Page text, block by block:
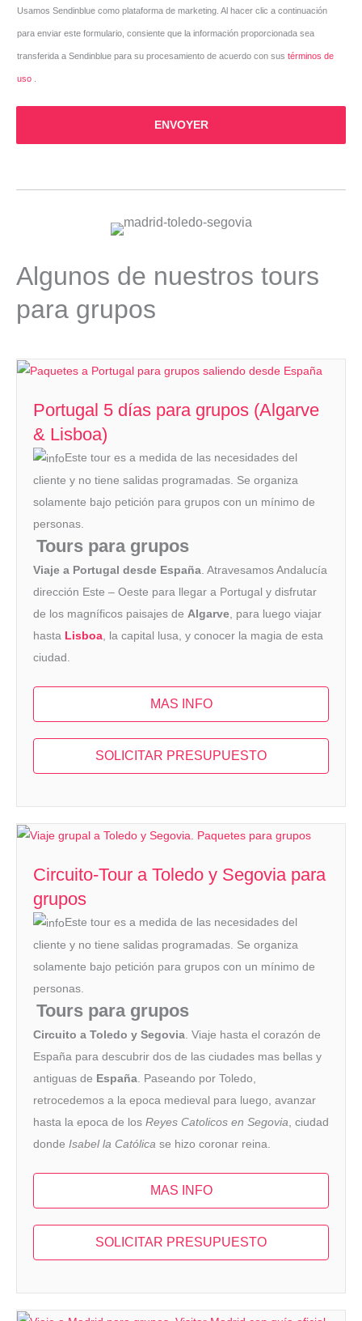
Usamos Sendinblue como plataforma de marketing. Al hacer clic a continuación
para enviar este formulario, consiente que la información proporcionada sea
transferida a Sendinblue para su procesamiento de acuerdo con sus términos de
uso
ENVOYER
Algunos de nuestros tours
para grupos
Portugal 5 días para grupos (Algarve
& Lisboa)
Este tour es a medida de las necesidades del
cliente y no tiene salidas programadas. Se organiza
solamente bajo petición para grupos con un mínimo de
personas.
Tours para grupos
Viaje a Portugal desde España . Atravesamos Andalucía
dirección Este – Oeste para llegar a Portugal y disfrutar
de los magníficos paisajes de Algarve , para luego viajar
hasta Lisboa , la capital lusa, y conocer la magia de esta
ciudad.
MAS INFO
SOLICITAR PRESUPUESTO
Circuito-Tour a Toledo y Segovia para
grupos
Este tour es a medida de las necesidades del
cliente y no tiene salidas programadas. Se organiza
solamente bajo petición para grupos con un mínimo de
personas.
Tours para grupos
Circuito a Toledo y Segovia . Viaje hasta el corazón de
España para descubrir dos de las ciudades mas bellas y
antiguas de España . Paseando por Toledo,
retrocedemos a la epoca medieval para luego, avanzar
hasta la epoca de los Reyes Catolicos en Segovia , ciudad
donde Isabel la Católica se hizo coronar reina.
MAS INFO
SOLICITAR PRESUPUESTO